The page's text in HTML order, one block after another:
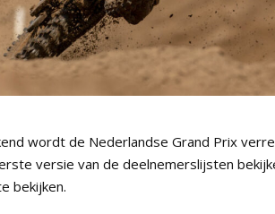
wordt de Nederlandse Grand Prix
versie van de deelnemerslijsten
bekijken.